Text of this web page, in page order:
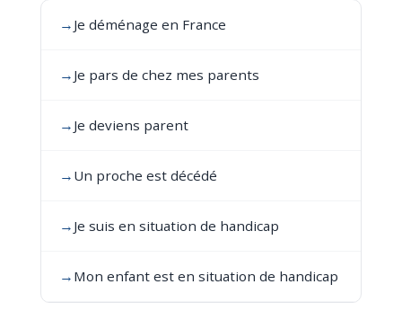
→ Je déménage en France
→ Je pars de chez mes parents
→ Je deviens parent
→ Un proche est décédé
→ Je suis en situation de handicap
→ Mon enfant est en situation de handicap